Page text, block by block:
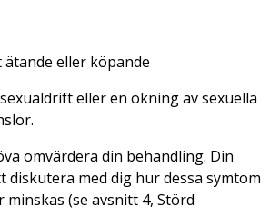
eller köpande
eller en ökning av sexuella
omvärdera din behandling. Din
diskutera med dig hur dessa symtom
minskas (se avsnitt 4, Störd